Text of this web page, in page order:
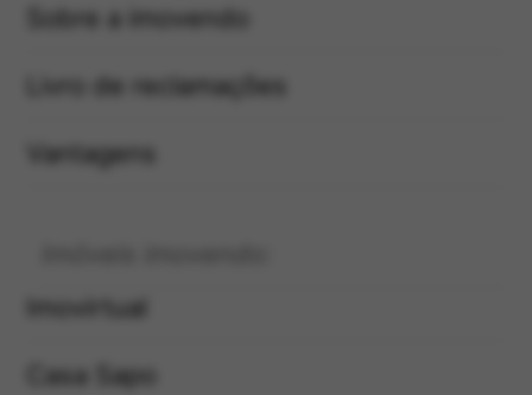
Sobre a imovendo
Livro de reclamações
Vantagens
Imovirtual
Casa Sapo